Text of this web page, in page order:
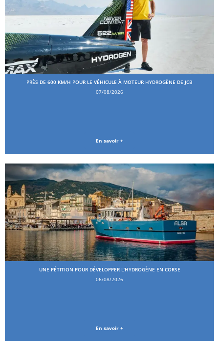
PRÈS DE 600 KM/H POUR LE VÉHICULE À MOTEUR HYDROGÈNE DE JCB
07/08/2026
En savoir +
UNE PÉTITION POUR DÉVELOPPER L’HYDROGÈNE EN CORSE
06/08/2026
En savoir +